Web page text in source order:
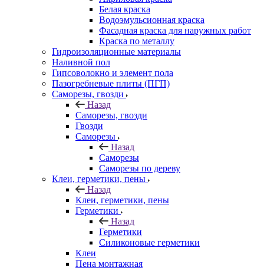
Белая краска
Водоэмульсионная краска
Фасадная краска для наружных работ
Краска по металлу
Гидроизоляционные материалы
Наливной пол
Гипсоволокно и элемент пола
Пазогребневые плиты (ПГП)
Саморезы, гвозди
Назад
Саморезы, гвозди
Гвозди
Саморезы
Назад
Саморезы
Саморезы по дереву
Клеи, герметики, пены
Назад
Клеи, герметики, пены
Герметики
Назад
Герметики
Силиконовые герметики
Клеи
Пена монтажная